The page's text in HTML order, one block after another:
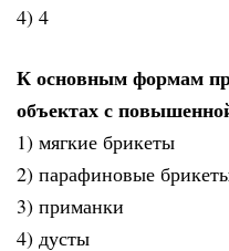
4) 4
К основным формам
объектах с
1) мягкие брикеты
2) парафиновые
3) приманки
4) дусты